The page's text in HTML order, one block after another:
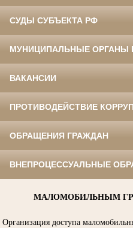
СУДЫ СУБЪЕКТА РФ
МУНИЦИПАЛЬНЫЕ ОРГАНЫ
ВАКАНСИИ
ПРОТИВОДЕЙСТВИЕ
ОБРАЩЕНИЯ ГРАЖДАН
ВНЕПРОЦЕССУАЛЬНЫЕ
МАЛОМОБИЛЬНЫМ
Организация доступа